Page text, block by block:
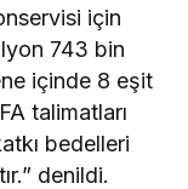
için
743 bin
içinde 8 eşit
talimatları
bedelleri
denildi.